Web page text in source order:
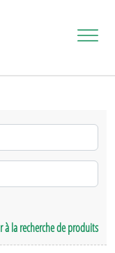
à la recherche de produits